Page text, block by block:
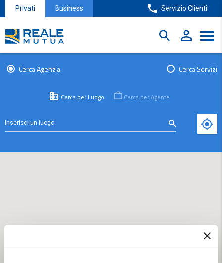
Privati Business Servizio Clienti
Cerca Agenzia Cerca Servizi
Cerca per Luogo Cerca per Agente